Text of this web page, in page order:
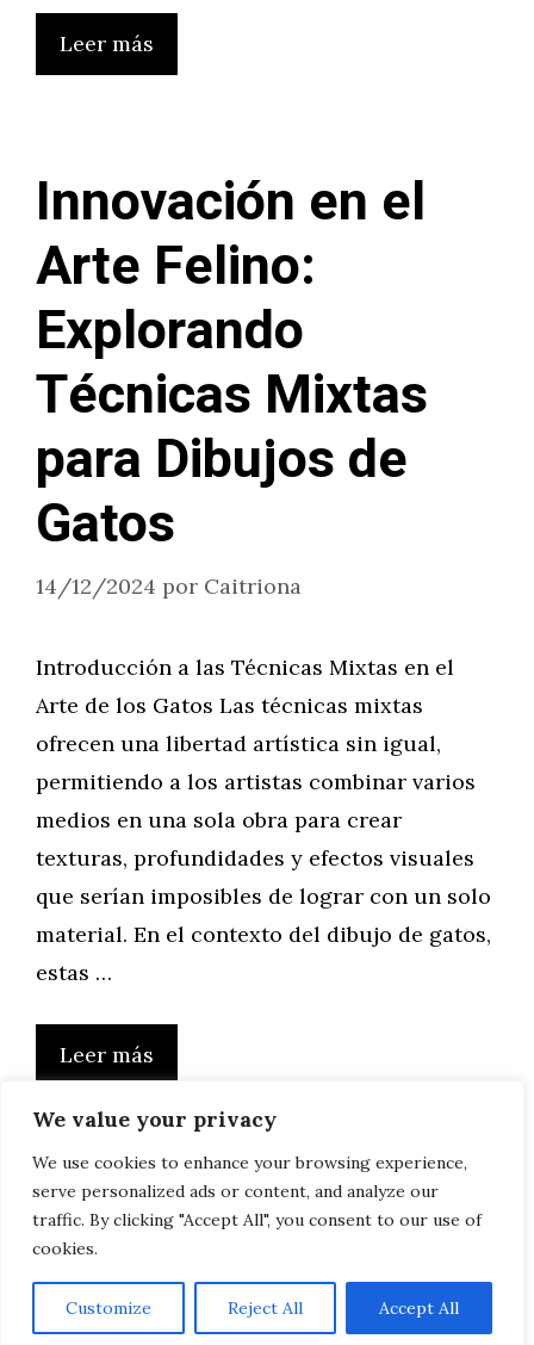
We value your privacy
We use cookies to enhance your browsing experience,
serve personalized ads or content, and analyze our
traffic. By clicking "Accept All", you consent to our use of
cookies.
Customize Reject All Accept All
Leer más
Innovación en el
Arte Felino:
Explorando
Técnicas Mixtas
para Dibujos de
Gatos
14/12/2024 por Caitriona
Introducción a las Técnicas Mixtas en el
Arte de los Gatos Las técnicas mixtas
ofrecen una libertad artística sin igual,
permitiendo a los artistas combinar varios
medios en una sola obra para crear
texturas, profundidades y efectos visuales
que serían imposibles de lograr con un solo
material. En el contexto del dibujo de gatos,
estas …
Leer más
Página
1 Página
2 … Página
22 Siguiente→
AVISO LEGAL, POLITICA DE PRIVACIDAD, COOKIES